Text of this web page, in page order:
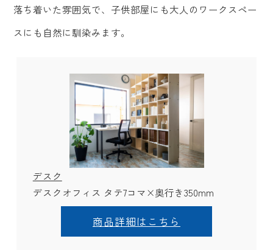
落ち着いた雰囲気で、子供部屋にも大人のワークスペー
スにも自然に馴染みます。
デスク
デスクオフィス タテ7コマ×奥行き350mm
商品詳細はこちら